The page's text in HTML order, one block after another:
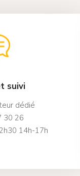
suivi
dédié
30 26
14h-17h